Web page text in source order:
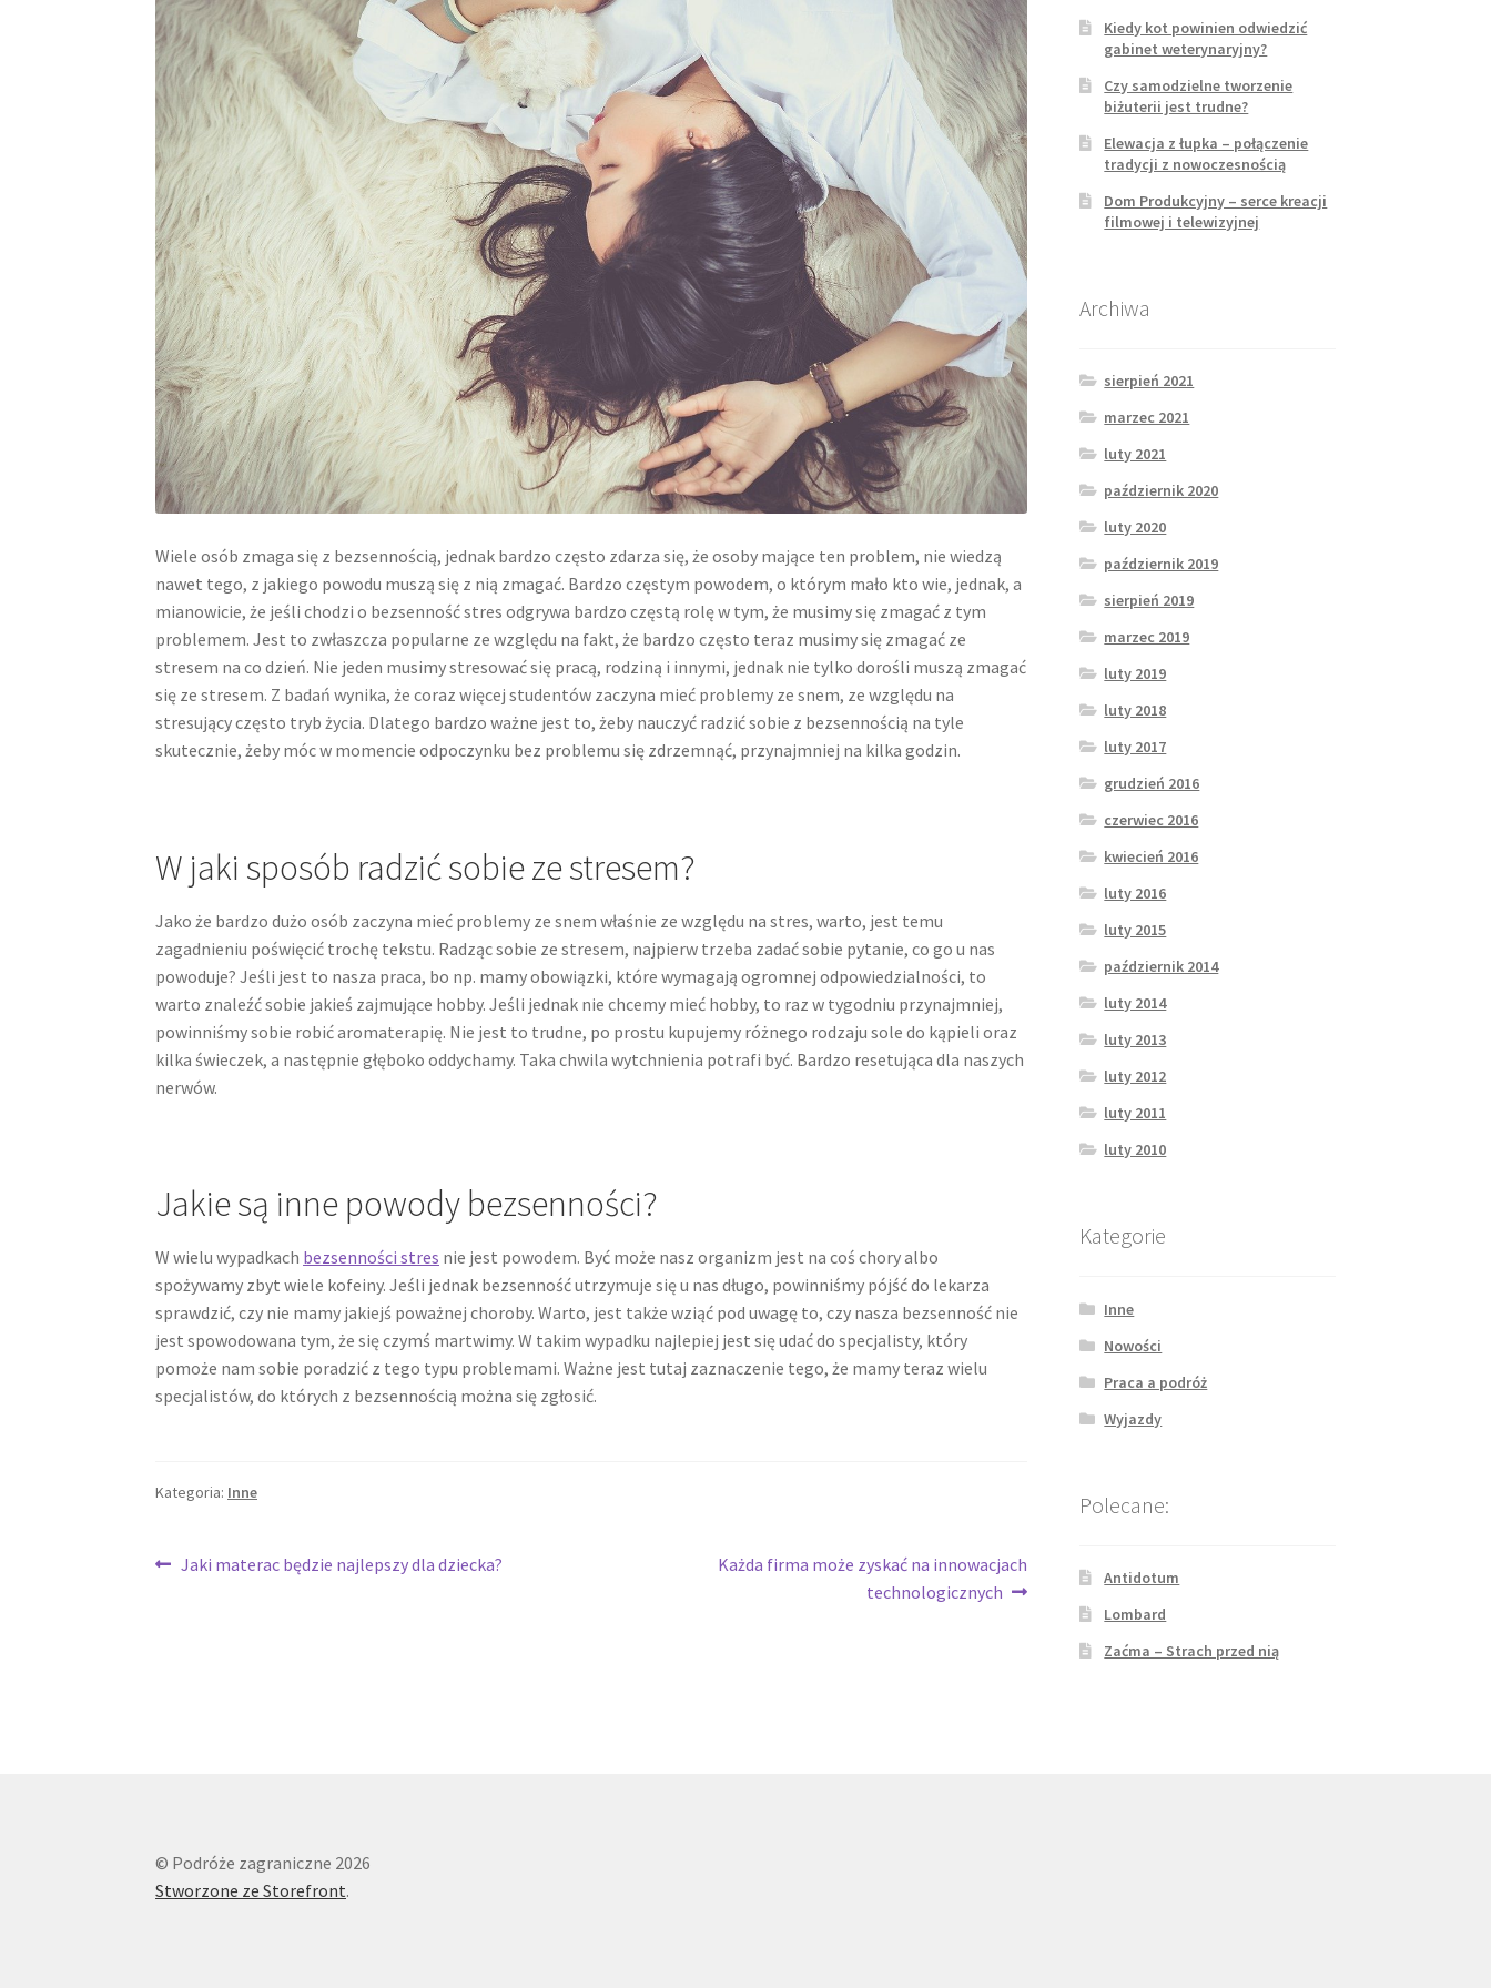
Wiele osób zmaga się z bezsennością, jednak bardzo często zdarza się, że osoby mające ten problem, nie wiedzą
nawet tego, z jakiego powodu muszą się z nią zmagać. Bardzo częstym powodem, o którym mało kto wie, jednak, a
mianowicie, że jeśli chodzi o bezsenność stres odgrywa bardzo częstą rolę w tym, że musimy się zmagać z tym
problemem. Jest to zwłaszcza popularne ze względu na fakt, że bardzo często teraz musimy się zmagać ze
stresem na co dzień. Nie jeden musimy stresować się pracą, rodziną i innymi, jednak nie tylko dorośli muszą zmagać
się ze stresem. Z badań wynika, że coraz więcej studentów zaczyna mieć problemy ze snem, ze względu na
stresujący często tryb życia. Dlatego bardzo ważne jest to, żeby nauczyć radzić sobie z bezsennością na tyle
skutecznie, żeby móc w momencie odpoczynku bez problemu się zdrzemnąć, przynajmniej na kilka godzin.
W jaki sposób radzić sobie ze stresem?
Jako że bardzo dużo osób zaczyna mieć problemy ze snem właśnie ze względu na stres, warto, jest temu
zagadnieniu poświęcić trochę tekstu. Radząc sobie ze stresem, najpierw trzeba zadać sobie pytanie, co go u nas
powoduje? Jeśli jest to nasza praca, bo np. mamy obowiązki, które wymagają ogromnej odpowiedzialności, to
warto znaleźć sobie jakieś zajmujące hobby. Jeśli jednak nie chcemy mieć hobby, to raz w tygodniu przynajmniej,
powinniśmy sobie robić aromaterapię. Nie jest to trudne, po prostu kupujemy różnego rodzaju sole do kąpieli oraz
kilka świeczek, a następnie głęboko oddychamy. Taka chwila wytchnienia potrafi być. Bardzo resetująca dla naszych
nerwów.
Jakie są inne powody bezsenności?
W wielu wypadkach bezsenności stres nie jest powodem. Być może nasz organizm jest na coś chory albo
spożywamy zbyt wiele kofeiny. Jeśli jednak bezsenność utrzymuje się u nas długo, powinniśmy pójść do lekarza
sprawdzić, czy nie mamy jakiejś poważnej choroby. Warto, jest także wziąć pod uwagę to, czy nasza bezsenność nie
jest spowodowana tym, że się czymś martwimy. W takim wypadku najlepiej jest się udać do specjalisty, który
pomoże nam sobie poradzić z tego typu problemami. Ważne jest tutaj zaznaczenie tego, że mamy teraz wielu
specjalistów, do których z bezsennością można się zgłosić.
Kategoria: Inne
Nawigacja
Poprzedni
Jaki materac będzie najlepszy dla dziecka?
Następny
Każda firma może zyskać na innowacjach
technologicznych
Kiedy kot powinien odwiedzić
gabinet weterynaryjny?
Czy samodzielne tworzenie
biżuterii jest trudne?
Elewacja z łupka – połączenie
tradycji z nowoczesnością
Dom Produkcyjny – serce kreacji
filmowej i telewizyjnej
Archiwa
sierpień 2021
marzec 2021
luty 2021
październik 2020
luty 2020
październik 2019
sierpień 2019
marzec 2019
luty 2019
luty 2018
luty 2017
grudzień 2016
czerwiec 2016
kwiecień 2016
luty 2016
luty 2015
październik 2014
luty 2014
luty 2013
luty 2012
luty 2011
luty 2010
Kategorie
Inne
Nowości
Praca a podróż
Wyjazdy
Polecane:
Antidotum
Lombard
Zaćma – Strach przed nią
© Podróże zagraniczne 2026
Stworzone ze Storefront.